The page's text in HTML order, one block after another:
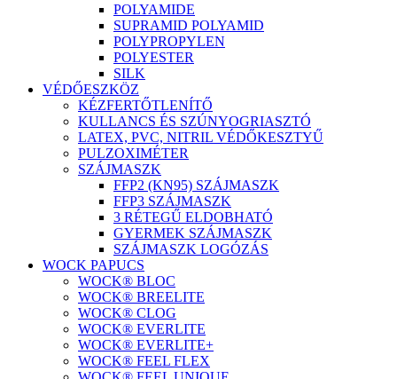
POLYAMIDE
SUPRAMID POLYAMID
POLYPROPYLEN
POLYESTER
SILK
VÉDŐESZKÖZ
KÉZFERTŐTLENÍTŐ
KULLANCS ÉS SZÚNYOGRIASZTÓ
LATEX, PVC, NITRIL VÉDŐKESZTYŰ
PULZOXIMÉTER
SZÁJMASZK
FFP2 (KN95) SZÁJMASZK
FFP3 SZÁJMASZK
3 RÉTEGŰ ELDOBHATÓ
GYERMEK SZÁJMASZK
SZÁJMASZK LOGÓZÁS
WOCK PAPUCS
WOCK® BLOC
WOCK® BREELITE
WOCK® CLOG
WOCK® EVERLITE
WOCK® EVERLITE+
WOCK® FEEL FLEX